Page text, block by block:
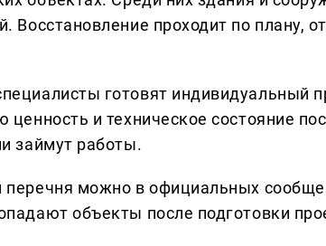
Восстановление проходит по плану,
готовят индивидуальный
ценность и техническое состояние
займут работы.
перечня можно в официальных
объекты после подготовки